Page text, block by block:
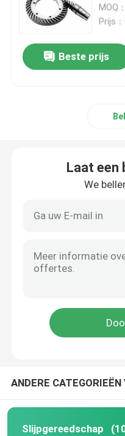
MOQ
Prijs
Beste prijs
Laat een
We
ANDERE CATEGORIEËN
Slijpgereedschap